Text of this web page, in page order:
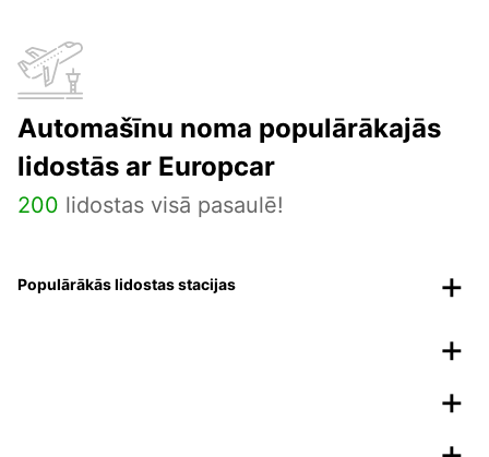
Automašīnu noma populārākajās
lidostās ar Europcar
200 lidostas visā pasaulē!
Populārākās lidostas stacijas